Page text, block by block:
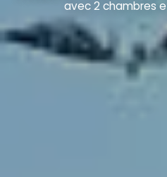
avec 2 chambres